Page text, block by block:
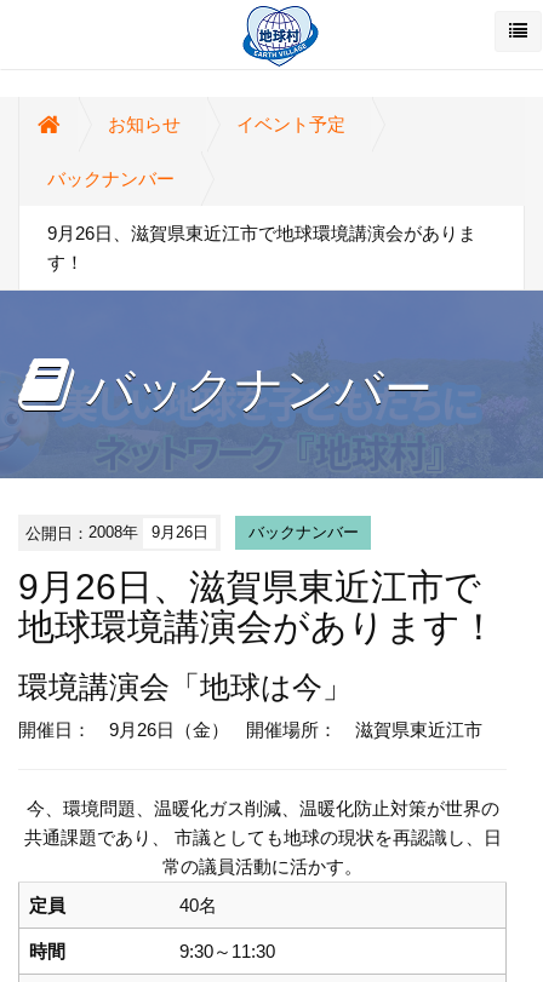
お知らせ イベント予定
バックナンバー
9月26日、滋賀県東近江市で地球環境講演会がありま
す！
バックナンバー
公開日：2008年 9月26日 バックナンバー
9月26日、滋賀県東近江市で
地球環境講演会があります！
環境講演会 「地球は今」
開催日： 9月26日（金） 開催場所： 滋賀県東近江市
今、環境問題、温暖化ガス削減、温暖化防止対策が世界の
共通課題であり、 市議としても地球の現状を再認識し、日
常の議員活動に活かす。
定員
40名
時間 9:30～11:30